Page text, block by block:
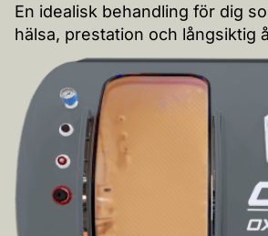
En idealisk behandling för dig
hälsa, prestation och långsiktig